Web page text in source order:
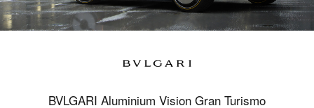
BVLGARI Aluminium Vision Gran Turismo